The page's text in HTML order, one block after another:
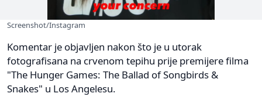
Screenshot/Instagram
Komentar je objavljen nakon što je u utorak
fotografisana na crvenom tepihu prije premijere filma
"The Hunger Games: The Ballad of Songbirds &
Snakes" u Los Angelesu.